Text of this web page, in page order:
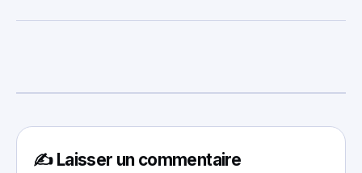
✍️ Laisser un commentaire